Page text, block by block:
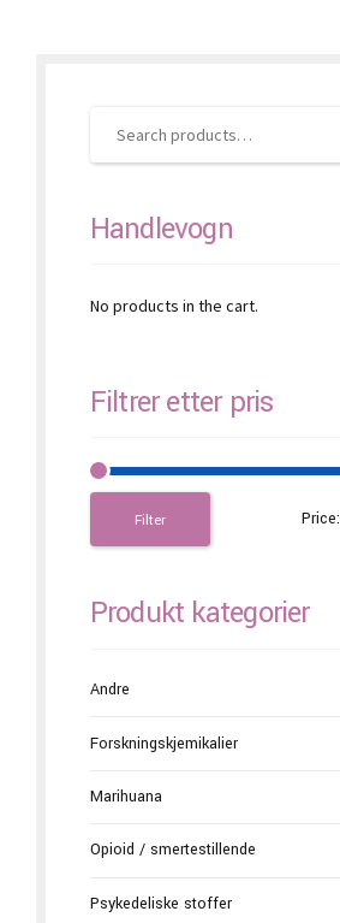
product
Handlevogn
No products in the cart.
Filtrer etter pris
Filter Price:
Produkt kategorier
Andre
Forskningskjemikalier
Marihuana
Opioid / smertestillende
Psykedeliske stoffer